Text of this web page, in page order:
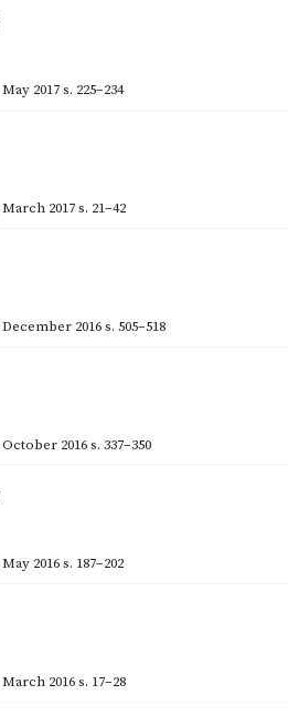
May 2017s. 225–234
March 2017s. 21–42
December 2016s. 505–518
October 2016s. 337–350
May 2016s. 187–202
March 2016s. 17–28